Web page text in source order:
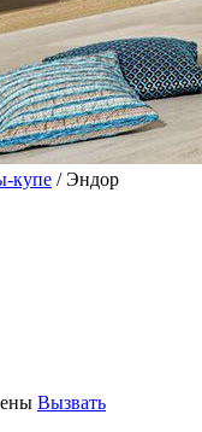
купе / Эндор
Вызвать